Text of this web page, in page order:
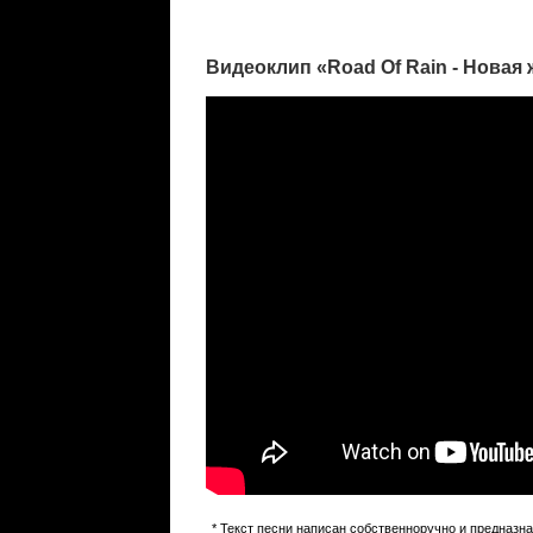
Видеоклип «Road Of Rain - Новая
* Текст песни написан собственноручно и